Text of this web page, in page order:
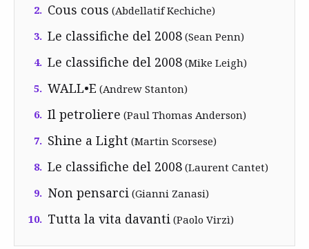
2. Cous cous (Abdellatif Kechiche)
3. Le classifiche del 2008 (Sean Penn)
4. Le classifiche del 2008 (Mike Leigh)
5. WALL•E (Andrew Stanton)
6. Il petroliere (Paul Thomas Anderson)
7. Shine a Light (Martin Scorsese)
8. Le classifiche del 2008 (Laurent Cantet)
9. Non pensarci (Gianni Zanasi)
10. Tutta la vita davanti (Paolo Virzì)